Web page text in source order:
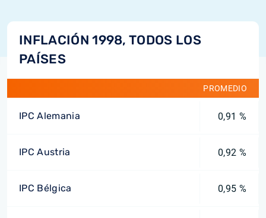
INFLACIÓN 1998, TODOS LOS
PAÍSES
PROMEDIO
IPC Alemania 0,91 %
IPC Austria 0,92 %
IPC Bélgica 0,95 %